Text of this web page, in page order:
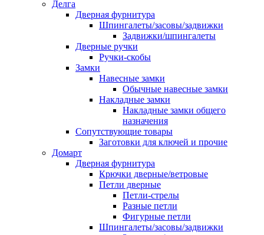
Делга
Дверная фурнитура
Шпингалеты/засовы/задвижки
Задвижки/шпингалеты
Дверные ручки
Ручки-скобы
Замки
Навесные замки
Обычные навесные замки
Накладные замки
Накладные замки общего
назначения
Сопутствующие товары
Заготовки для ключей и прочие
Домарт
Дверная фурнитура
Крючки дверные/ветровые
Петли дверные
Петли-стрелы
Разные петли
Фигурные петли
Шпингалеты/засовы/задвижки